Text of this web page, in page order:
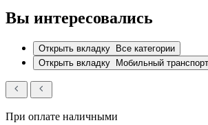
Вы интересовались
Открыть вкладку
Все категории
Открыть вкладку
Мобильный транспорт
При оплате наличными